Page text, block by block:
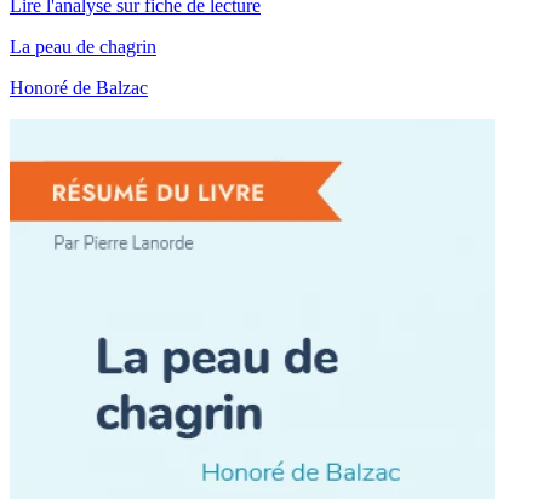
Lire l'analyse sur fiche de lecture
La peau de chagrin
Honoré de Balzac